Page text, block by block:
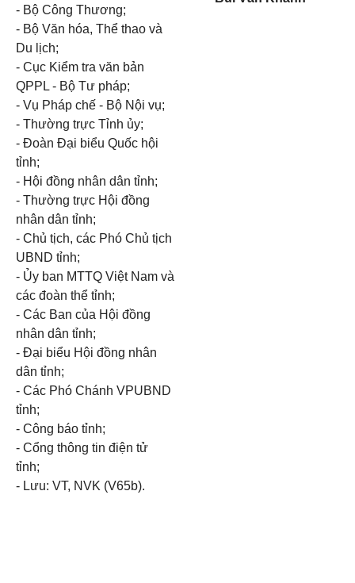
- Bộ Công Thương;
- Bộ Văn hóa, Thể thao và
Du lịch;
- Cục Kiểm tra văn bản
QPPL - Bộ Tư pháp;
- Vụ Pháp chế - Bộ Nội vụ;
- Thường trực Tỉnh ủy;
- Đoàn Đại biểu Quốc hội
tỉnh;
- Hội đồng nhân dân tỉnh;
- Thường trực Hội đồng
nhân dân tỉnh;
- Chủ tịch, các Phó Chủ tịch
UBND tỉnh;
- Ủy ban MTTQ Việt Nam và
các đoàn thể tỉnh;
- Các Ban của Hội đồng
nhân dân tỉnh;
- Đại biểu Hội đồng nhân
dân tỉnh;
- Các Phó Chánh VPUBND
tỉnh;
- Công báo tỉnh;
- Cổng thông tin điện tử
tỉnh;
- Lưu: VT, NVK (V65b).